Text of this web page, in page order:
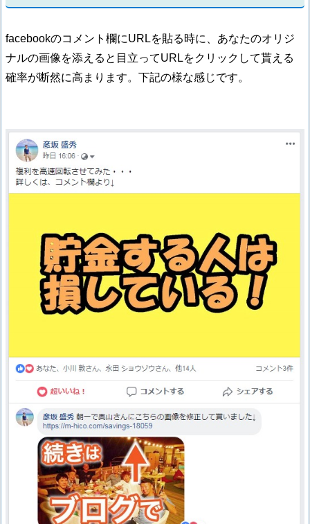
facebookのコメント欄にURLを貼る時に、あなたのオリジ
ナルの画像を添えると目立ってURLをクリックして貰える
確率が断然に高まります。下記の様な感じです。